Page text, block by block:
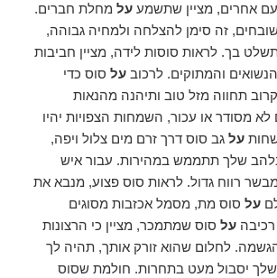
אחרים, מציין שתשמעעל מחלת חברים.
זה סימן להצלחה ולמחיה גבוהה,
בך. לראות סוסות לידה, מציין חביבות
והמתוקים. לרכובעל סוס כדי
תחווה מזל טוב ותיהנה מהנאות
מסודר או עכור, השמחות הצפויות יהיו
על גב סוס דרך זרם מים צלול ויפה,
שלך תתממש במהירות. עבור איש
רווח גדול. לראות סוס פצוע, מנבא את
על סוס מת, מסמל אכזבות מסוגים
רכיבהעל סוס שמתמכר, מציין כי הרצונות
לחלום שהוא זורק אותך, תהיה לך
שלך יסבול מעט בתחרות. חולמת שסוס